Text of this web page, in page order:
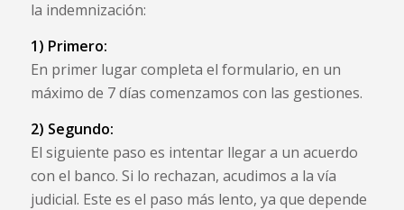
la indemnización:
1) Primero:
En primer lugar completa el formulario, en un
máximo de 7 días comenzamos con las gestiones.
2) Segundo:
El siguiente paso es intentar llegar a un acuerdo
con el banco. Si lo rechazan, acudimos a la vía
judicial. Este es el paso más lento, ya que depende